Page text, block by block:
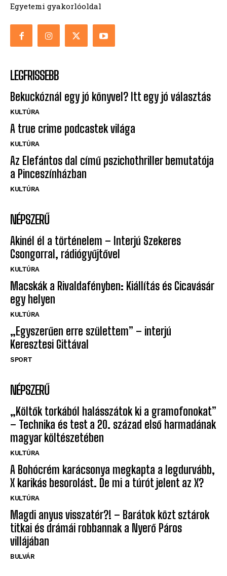
Egyetemi gyakorlóoldal
LEGFRISSEBB
Bekuckóznál egy jó könyvel? Itt egy jó választás
KULTÚRA
A true crime podcastek világa
KULTÚRA
Az Elefántos dal című pszichothriller bemutatója
a Pinceszínházban
KULTÚRA
NÉPSZERŰ
Akinél él a történelem – Interjú Szekeres
Csongorral, rádiógyűjtővel
KULTÚRA
Macskák a Rivaldafényben: Kiállítás és Cicavásár
egy helyen
KULTÚRA
„Egyszerűen erre születtem” – interjú
Keresztesi Gittával
SPORT
NÉPSZERŰ
„Költők torkából halásszátok ki a gramofonokat”
– Technika és test a 20. század első harmadának
magyar költészetében
KULTÚRA
A Bohócrém karácsonya megkapta a legdurvább,
X karikás besorolást. De mi a túrót jelent az X?
KULTÚRA
Magdi anyus visszatér?! – Barátok közt sztárok
titkai és drámái robbannak a Nyerő Páros
villájában
BULVÁR